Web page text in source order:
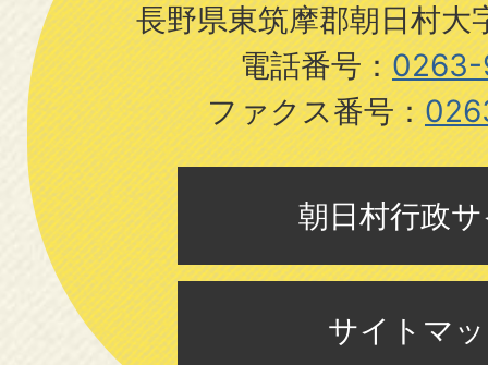
長野県東筑摩郡朝日村大
電話番号：0263-
ファクス番号：
朝日村行政
サイトマ